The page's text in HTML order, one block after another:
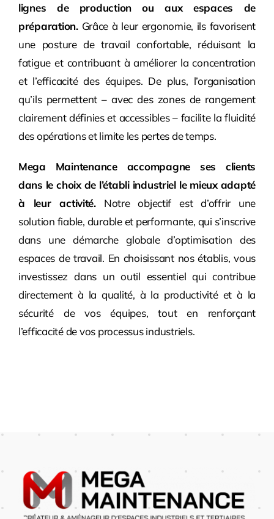
lignes de production ou aux espaces de
préparation.Grâce à leur ergonomie, ils favorisent
une posture de travail confortable, réduisant la
fatigue et contribuant à améliorer la concentration
et l’efficacité des équipes. De plus, l’organisation
qu’ils permettent – avec des zones de rangement
clairement définies et accessibles – facilite la fluidité
des opérations et limite les pertes de temps.
Mega Maintenance accompagne ses clients
dans le choix de l’établi industriel le mieux adapté
à leur activité.Notre objectif est d’offrir une
solution fiable, durable et performante, qui s’inscrive
dans une démarche globale d’optimisation des
espaces de travail. En choisissant nos établis, vous
investissez dans un outil essentiel qui contribue
directement à la qualité, à la productivité et à la
sécurité de vos équipes, tout en renforçant
l’efficacité de vos processus industriels.